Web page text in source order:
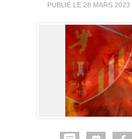
PUBLIÉ LE 28 MARS 2023